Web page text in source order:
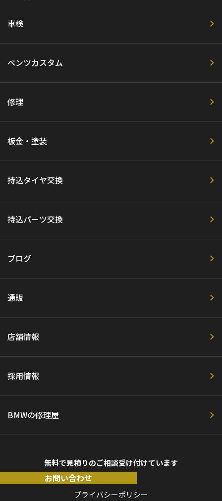
車検
ベンツカスタム
修理
板金・塗装
持込タイヤ交換
持込パーツ交換
ブログ
通販
店舗情報
採用情報
BMWの修理屋
無料で見積りのご相談受け付けています
お問い合わせ
プライバシーポリシー